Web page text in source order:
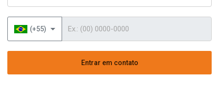
(+55)
Entrar em contato